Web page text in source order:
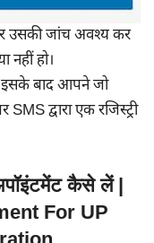
उसकी जांच अवश्य कर
हो।
इसके बाद आपने जो
द्वारा एक रजिस्ट्री
अपॉइंटमेंट कैसे लें |
For UP